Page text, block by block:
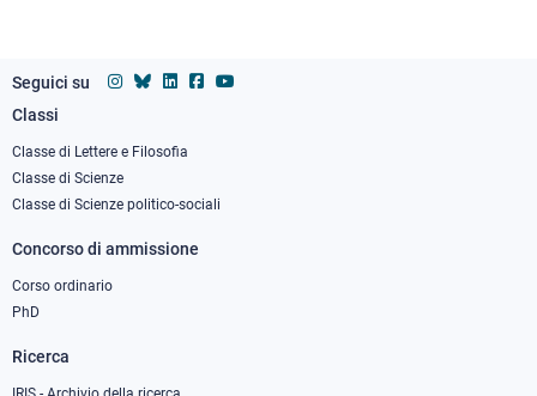
Seguici su
Footer
column
1
Classi
Classe di Lettere e Filosofia
Classe di Scienze
Classe di Scienze politico-sociali
Concorso di ammissione
Corso ordinario
PhD
Ricerca